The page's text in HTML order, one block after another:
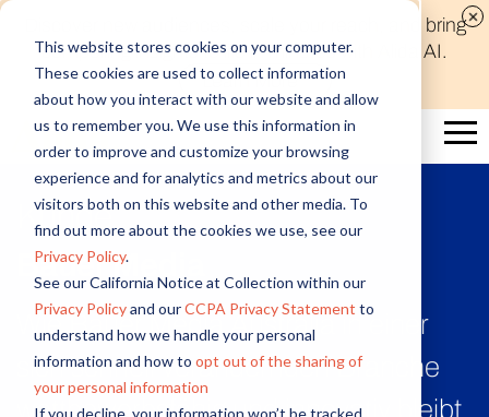
This website stores cookies on your computer.
These cookies are used to collect information
about how you interact with our website and allow
us to remember you. We use this information in
order to improve and customize your browsing
experience and for analytics and metrics about our
visitors both on this website and other media. To
find out more about the cookies we use, see our
Privacy Policy.
See our California Notice at Collection within our
Privacy Policyand ourCCPA Privacy Statement to
understand how we handle your personal
information and how to opt out of the sharing of
your personal information
If you decline, your information won’t be tracked
Discover new audiences, scale your reach, and bring
compelling insights to life in minutes with Alida AI.
Learn More
Kunde
Bauer Media
Wie Bauer Media Australia in einer
sich schnell verändernden Branche
wettbewerbsfähig und innovativ bleibt